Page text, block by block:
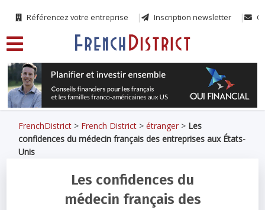
Référencez votre entreprise Inscription newsletter
FrenchDistrict > French District >étranger > Les
confidences du médecin français des entreprises aux États-
Unis
Les confidences du
médecin français des